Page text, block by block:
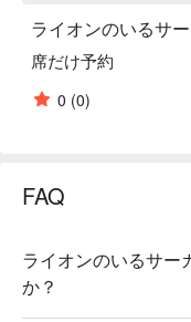
ライオンのいるサ
席だけ予約
0 (0)
FAQ
ライオンのいるサー
か？